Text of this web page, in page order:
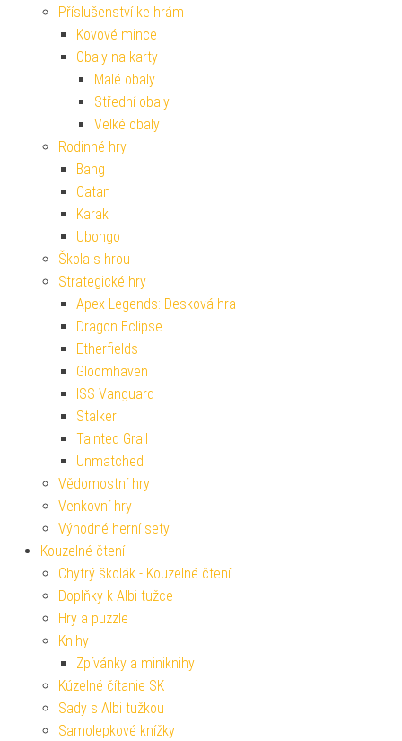
Příslušenství ke hrám
Kovové mince
Obaly na karty
Malé obaly
Střední obaly
Velké obaly
Rodinné hry
Bang
Catan
Karak
Ubongo
Škola s hrou
Strategické hry
Apex Legends: Desková hra
Dragon Eclipse
Etherfields
Gloomhaven
ISS Vanguard
Stalker
Tainted Grail
Unmatched
Vědomostní hry
Venkovní hry
Výhodné herní sety
Kouzelné čtení
Chytrý školák - Kouzelné čtení
Doplňky k Albi tužce
Hry a puzzle
Knihy
Zpívánky a miniknihy
Kúzelné čítanie SK
Sady s Albi tužkou
Samolepkové knížky